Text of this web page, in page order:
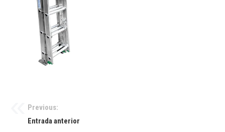
Navegación
Previous:
Entrada anterior